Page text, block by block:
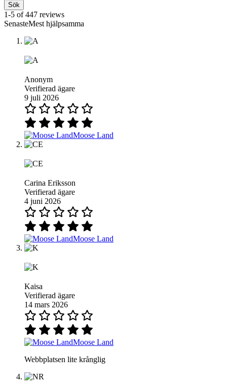
Sök
1-5 of 447 reviews
SenasteMest hjälpsamma
Anonym
Verifierad ägare
9 juli 2026
Moose Land
Carina Eriksson
Verifierad ägare
4 juni 2026
Moose Land
Kaisa
Verifierad ägare
14 mars 2026
Moose Land
Webbplatsen lite krånglig